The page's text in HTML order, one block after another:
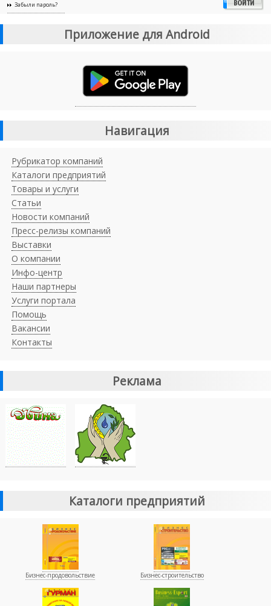
Забыли пароль?
Приложение для Android
Навигация
Рубрикатор компаний
Каталоги предприятий
Товары и услуги
Статьи
Новости компаний
Пресс-релизы компаний
Выставки
О компании
Инфо-центр
Наши партнеры
Услуги портала
Помощь
Вакансии
Контакты
Реклама
Каталоги предприятий
Бизнес-продовольствие Бизнес-строительство